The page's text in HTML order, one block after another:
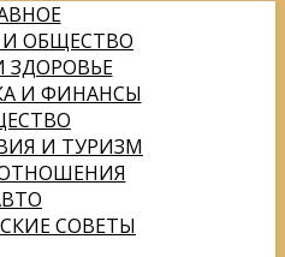
И ОБЩЕСТВО
ЗДОРОВЬЕ
И ФИНАНСЫ
И ТУРИЗМ
СОВЕТЫ